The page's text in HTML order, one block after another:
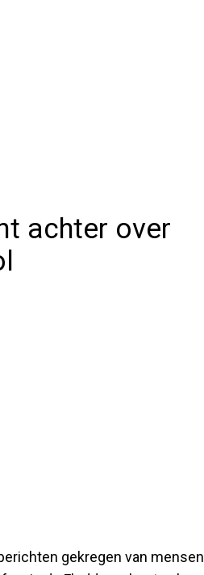
achter over
gekregen van mensen